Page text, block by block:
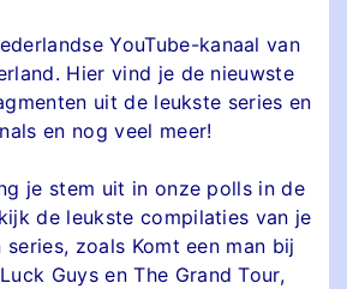
YouTube-kanaal van
Hier vind je de nieuwste
uit de leukste series en
en nog veel meer!
je stem uit in onze polls in de
de leukste compilaties van je
zoals Komt een man bij
Guys en The Grand Tour,